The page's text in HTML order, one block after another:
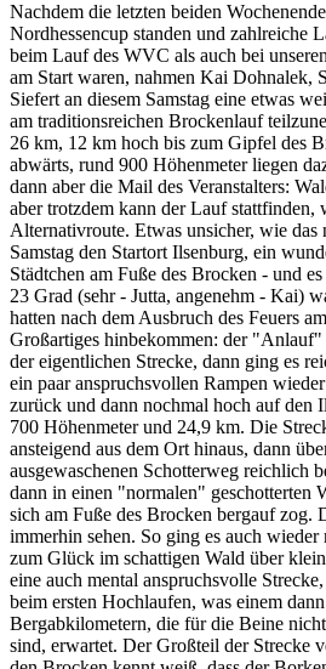
Nachdem die letzten beiden
Nordhessencup standen und zahlreiche
beim Lauf des WVC als auch bei
am Start waren, nahmen Kai Dohnalek,
Siefert an diesem Samstag eine etwas
am traditionsreichen Brockenlauf
26 km, 12 km hoch bis zum Gipfel des
abwärts, rund 900 Höhenmeter liegen
dann aber die Mail des Veranstalters:
aber trotzdem kann der Lauf stattfinden,
Alternativroute. Etwas unsicher, wie
Samstag den Startort Ilsenburg, ein
Städtchen am Fuße des Brocken - und
23 Grad (sehr - Jutta, angenehm - Kai)
hatten nach dem Ausbruch des Feuers
Großartiges hinbekommen: der "Anlauf"
der eigentlichen Strecke, dann ging es
ein paar anspruchsvollen Rampen
zurück und dann nochmal hoch auf den
700 Höhenmeter und 24,9 km. Die
ansteigend aus dem Ort hinaus, dann
ausgewaschenen Schotterweg reichlich
dann in einen "normalen" geschotterten
sich am Fuße des Brocken bergauf
immerhin sehen. So ging es auch
zum Glück im schattigen Wald über
eine auch mental anspruchsvolle
beim ersten Hochlaufen, was einem
Bergabkilometern, die für die Beine
sind, erwartet. Der Großteil der Strecke